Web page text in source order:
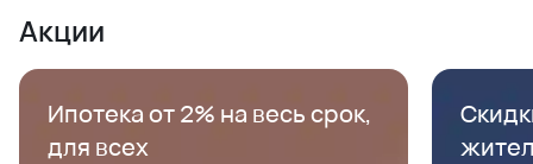
Акции
Ипотека от 2% на весь срок,
для всех